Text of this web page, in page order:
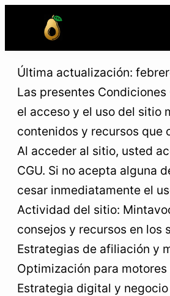
contenido
Última actualización:
Las presentes
el acceso y el uso del sitio
contenidos y recursos que
Al acceder al sitio, usted
CGU. Si no acepta alguna
cesar inmediatamente el
Actividad del sitio:
consejos y recursos en los
Estrategias de afiliación y
Optimización para motores
Estrategia digital y